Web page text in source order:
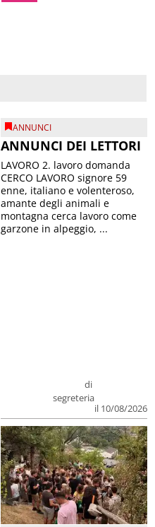
ANNUNCI
ANNUNCI DEI LETTORI
di
segreteria
il 10/08/2026
LAVORO 2. lavoro domanda
CERCO LAVORO signore 59
enne, italiano e volenteroso,
amante degli animali e
montagna cerca lavoro come
garzone in alpeggio, ...